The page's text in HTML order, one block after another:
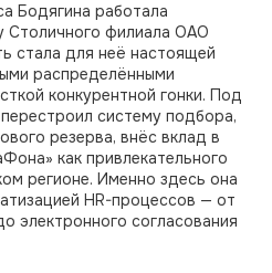
Бодягина работала
Столичного филиала ОАО
стала для неё настоящей
распределёнными
конкурентной гонки. Под
систему подбора,
резерва, внёс вклад в
как привлекательного
регионе. Именно здесь она
HR-процессов — от
электронного согласования